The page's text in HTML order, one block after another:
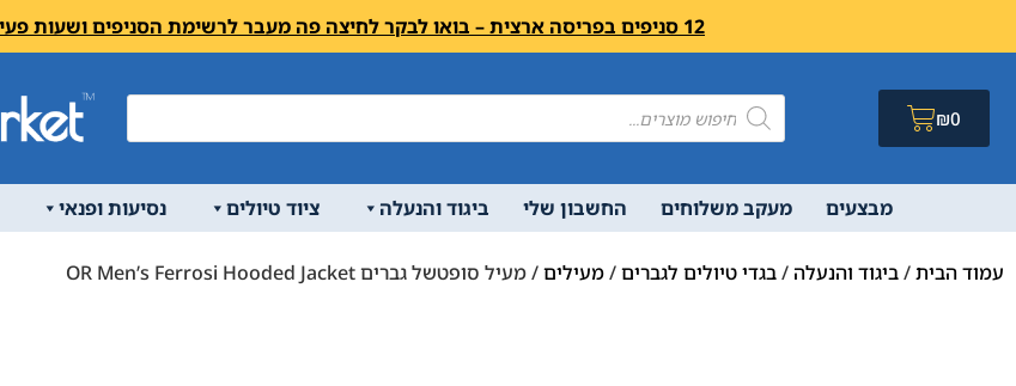
12 סניפים בפריסה ארצית – בואו לבקר לחיצה פה מעבר לרשימת הסניפים ושעות פעילות
₪0
מבצעים מעקב משלוחים החשבון שלי ביגוד והנעלה ציוד טיולים נסיעות ופנאי
עמוד הבית/ביגוד והנעלה /בגדי טיולים לגברים/מעילים/ מעיל סופטשל גברים OR Men’s Ferrosi Hooded Jacket